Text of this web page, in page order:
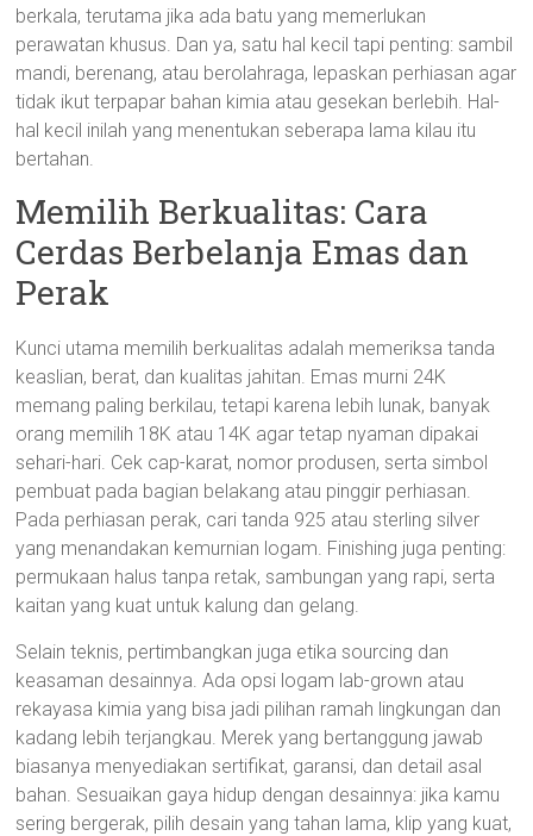
berkala, terutama jika ada batu yang memerlukan
perawatan khusus. Dan ya, satu hal kecil tapi penting: sambil
mandi, berenang, atau berolahraga, lepaskan perhiasan agar
tidak ikut terpapar bahan kimia atau gesekan berlebih. Hal-
hal kecil inilah yang menentukan seberapa lama kilau itu
bertahan.
Memilih Berkualitas: Cara
Cerdas Berbelanja Emas dan
Perak
Kunci utama memilih berkualitas adalah memeriksa tanda
keaslian, berat, dan kualitas jahitan. Emas murni 24K
memang paling berkilau, tetapi karena lebih lunak, banyak
orang memilih 18K atau 14K agar tetap nyaman dipakai
sehari-hari. Cek cap-karat, nomor produsen, serta simbol
pembuat pada bagian belakang atau pinggir perhiasan.
Pada perhiasan perak, cari tanda 925 atau sterling silver
yang menandakan kemurnian logam. Finishing juga penting:
permukaan halus tanpa retak, sambungan yang rapi, serta
kaitan yang kuat untuk kalung dan gelang.
Selain teknis, pertimbangkan juga etika sourcing dan
keasaman desainnya. Ada opsi logam lab-grown atau
rekayasa kimia yang bisa jadi pilihan ramah lingkungan dan
kadang lebih terjangkau. Merek yang bertanggung jawab
biasanya menyediakan sertifikat, garansi, dan detail asal
bahan. Sesuaikan gaya hidup dengan desainnya: jika kamu
sering bergerak, pilih desain yang tahan lama, klip yang kuat,